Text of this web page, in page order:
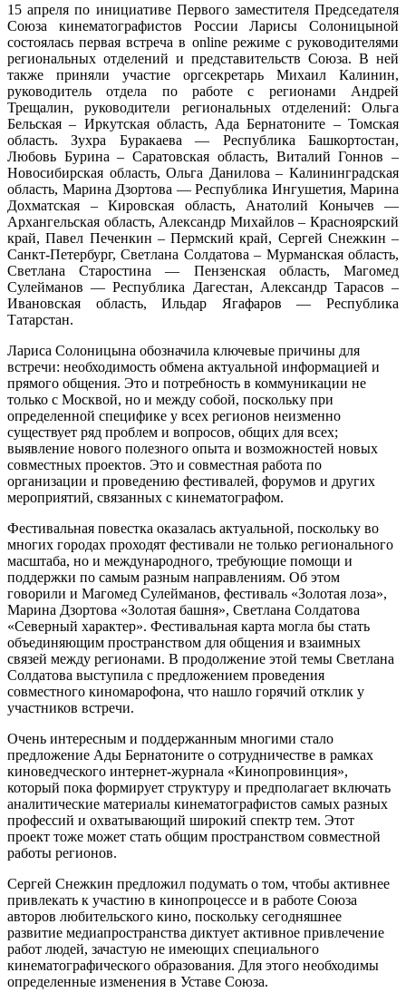
15 апреля по инициативе Первого заместителя Председателя
Союза кинематографистов России Ларисы Солоницыной
состоялась первая встреча в online режиме с руководителями
региональных отделений и представительств Союза. В ней
также приняли участие оргсекретарь Михаил Калинин,
руководитель отдела по работе с регионами Андрей
Трещалин, руководители региональных отделений: Ольга
Бельская – Иркутская область, Ада Бернатоните – Томская
область. Зухра Буракаева — Республика Башкортостан,
Любовь Бурина – Саратовская область, Виталий Гоннов –
Новосибирская область, Ольга Данилова – Калининградская
область, Марина Дзортова — Республика Ингушетия, Марина
Дохматская – Кировская область, Анатолий Конычев —
Архангельская область, Александр Михайлов – Красноярский
край, Павел Печенкин – Пермский край, Сергей Снежкин –
Санкт-Петербург, Светлана Солдатова – Мурманская область,
Светлана Старостина — Пензенская область, Магомед
Сулейманов — Республика Дагестан, Александр Тарасов –
Ивановская область, Ильдар Ягафаров — Республика
Татарстан.
Лариса Солоницына обозначила ключевые причины для
встречи: необходимость обмена актуальной информацией и
прямого общения. Это и потребность в коммуникации не
только с Москвой, но и между собой, поскольку при
определенной специфике у всех регионов неизменно
существует ряд проблем и вопросов, общих для всех;
выявление нового полезного опыта и возможностей новых
совместных проектов. Это и совместная работа по
организации и проведению фестивалей, форумов и других
мероприятий, связанных с кинематографом.
Фестивальная повестка оказалась актуальной, поскольку во
многих городах проходят фестивали не только регионального
масштаба, но и международного, требующие помощи и
поддержки по самым разным направлениям. Об этом
говорили и Магомед Сулейманов, фестиваль «Золотая лоза»,
Марина Дзортова «Золотая башня», Светлана Солдатова
«Северный характер». Фестивальная карта могла бы стать
объединяющим пространством для общения и взаимных
связей между регионами. В продолжение этой темы Светлана
Солдатова выступила с предложением проведения
совместного киномарофона, что нашло горячий отклик у
участников встречи.
Очень интересным и поддержанным многими стало
предложение Ады Бернатоните о сотрудничестве в рамках
киноведческого интернет-журнала «Кинопровинция»,
который пока формирует структуру и предполагает включать
аналитические материалы кинематографистов самых разных
профессий и охватывающий широкий спектр тем. Этот
проект тоже может стать общим пространством совместной
работы регионов.
Сергей Снежкин предложил подумать о том, чтобы активнее
привлекать к участию в кинопроцессе и в работе Союза
авторов любительского кино, поскольку сегодняшнее
развитие медиапространства диктует активное привлечение
работ людей, зачастую не имеющих специального
кинематографического образования. Для этого необходимы
определенные изменения в Уставе Союза.